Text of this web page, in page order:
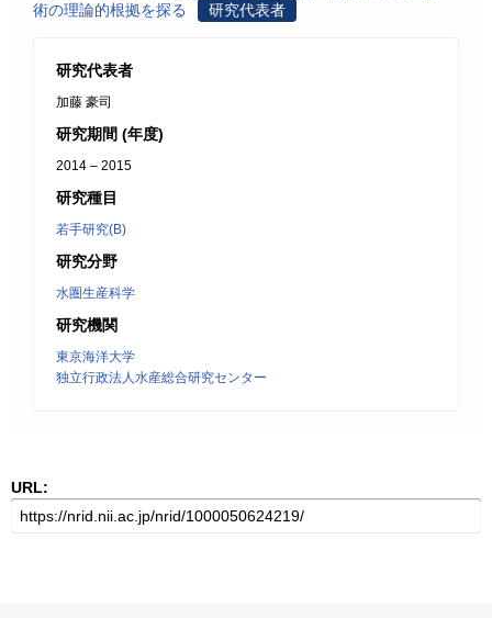
術の理論的根拠を探る
研究代表者
研究代表者
加藤 豪司
研究期間 (年度)
2014 – 2015
研究種目
若手研究(B)
研究分野
水圏生産科学
研究機関
東京海洋大学
独立行政法人水産総合研究センター
URL: